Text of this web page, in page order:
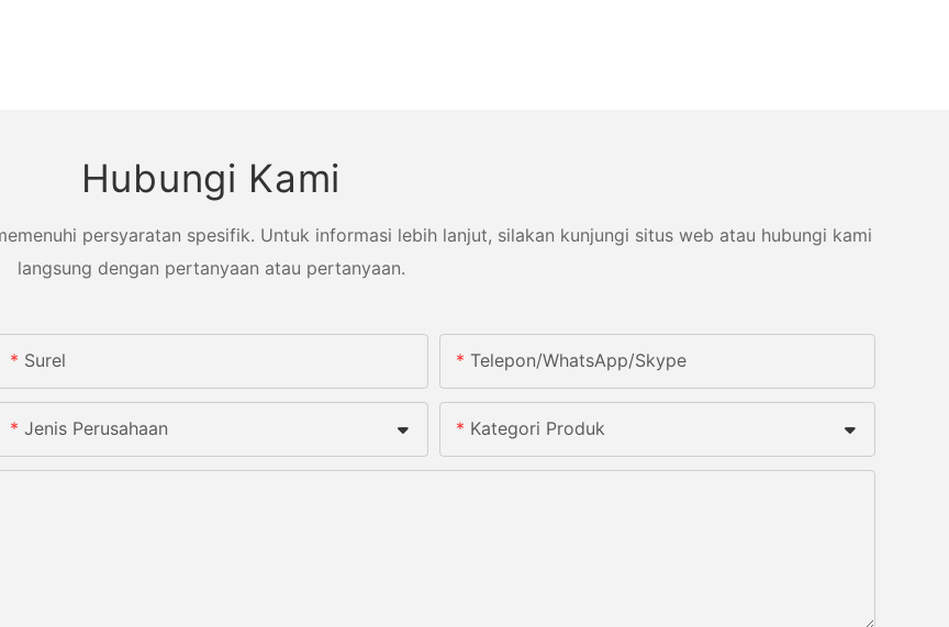
Hubungi Kami
persyaratan spesifik. Untuk informasi lebih lanjut, silakan kunjungi situs web atau hubungi kami
langsung dengan pertanyaan atau pertanyaan.
Surel Telepon/WhatsApp/Skype
Jenis Perusahaan Kategori Produk